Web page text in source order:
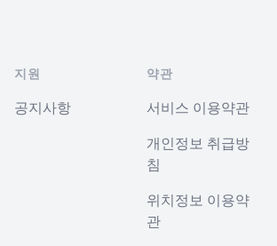
지원
공지사항
약관
서비스 이용약관
개인정보 취급방
침
위치정보 이용약
관